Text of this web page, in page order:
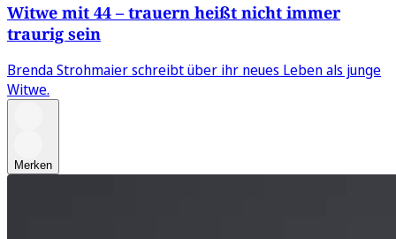
Witwe mit 44 – trauern heißt nicht immer
traurig sein
Brenda Strohmaier schreibt über ihr neues Leben als junge
Witwe.
Merken